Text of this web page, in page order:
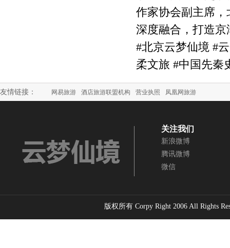
作家协会副主席
深度融合，打造
#北京云梦仙境 #
柔文旅 #中国先秦
友情链接： 网易旅游 酒店旅游联盟机构 营业执照 凤凰网旅游
关注我们
新浪微博
腾讯微博
微信
版权所有 Corpy Right 2006 All Rights